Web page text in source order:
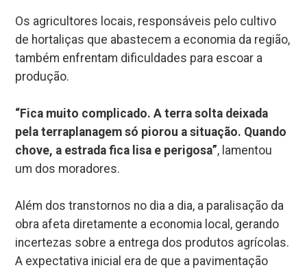
Os agricultores locais, responsáveis pelo cultivo
de hortaliças que abastecem a economia da região,
também enfrentam dificuldades para escoar a
produção.
“Fica muito complicado. A terra solta deixada
pela terraplanagem só piorou a situação. Quando
chove, a estrada fica lisa e perigosa”, lamentou
um dos moradores.
Além dos transtornos no dia a dia, a paralisação da
obra afeta diretamente a economia local, gerando
incertezas sobre a entrega dos produtos agrícolas.
A expectativa inicial era de que a pavimentação